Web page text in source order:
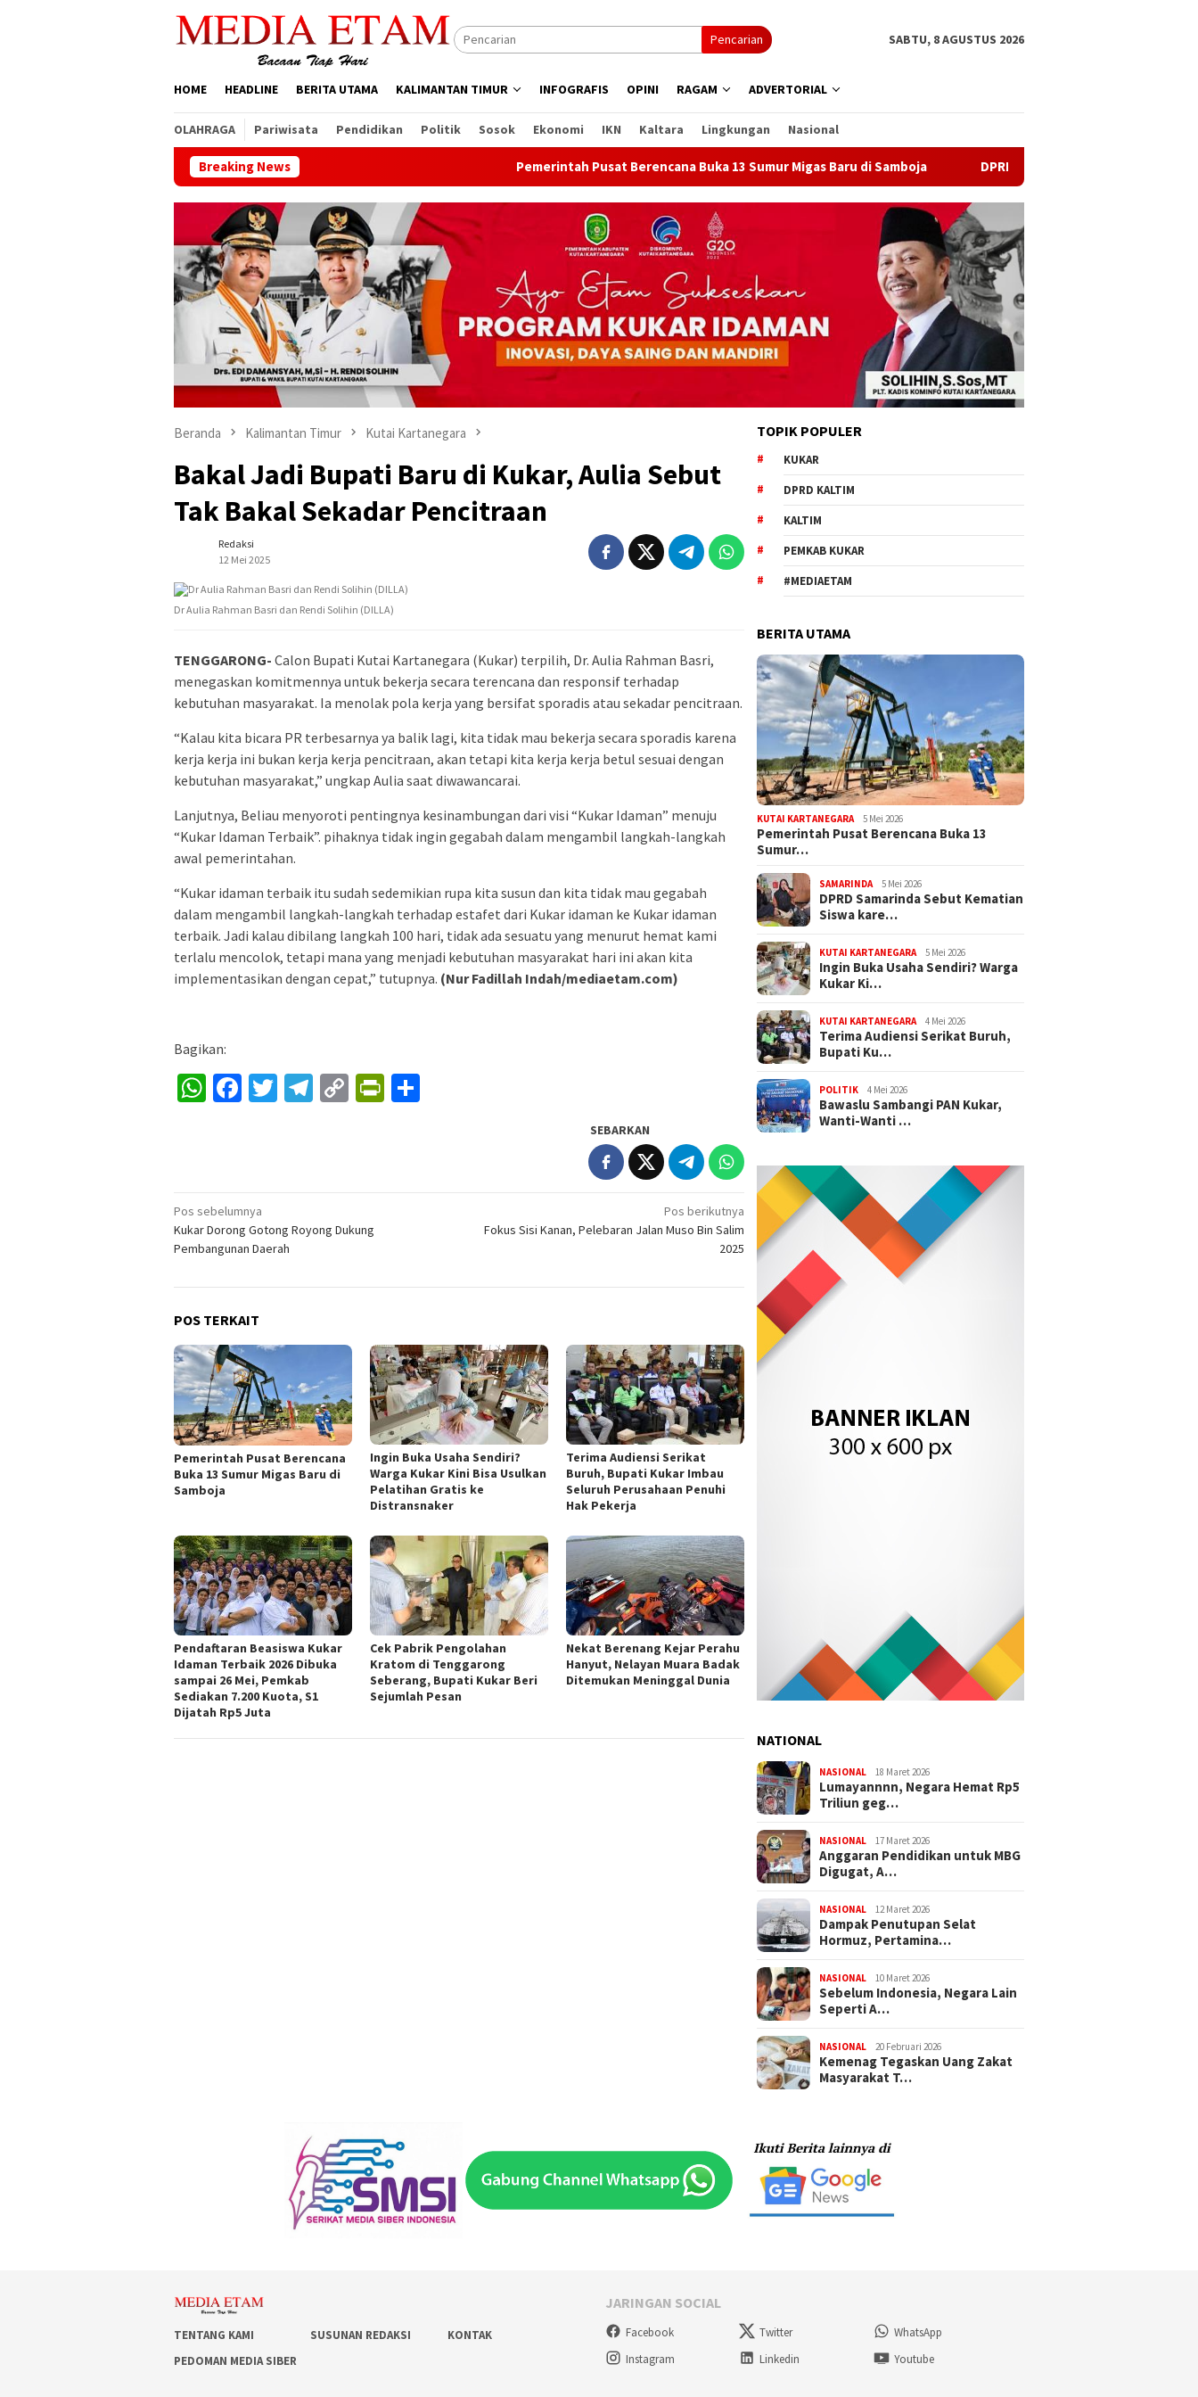
Pencarian SABTU, 8 AGUSTUS 2026
HOME HEADLINE BERITA UTAMA KALIMANTAN TIMUR INFOGRAFIS OPINI RAGAM ADVERTORIAL
OLAHRAGA Pariwisata Pendidikan Politik Sosok Ekonomi IKN Kaltara Lingkungan Nasional
Breaking News Pemerintah Pusat Berencana Buka 13 Sumur Migas Baru di Samboja DPRD Samarinda Sebut Kematian Siswa karena
Beranda Kalimantan Timur Kutai Kartanegara
Bakal Jadi Bupati Baru di Kukar, Aulia Sebut
Tak Bakal Sekadar Pencitraan
Redaksi
12 Mei 2025
Dr Aulia Rahman Basri dan Rendi Solihin (DILLA)
TENGGARONG- Calon Bupati Kutai Kartanegara (Kukar) terpilih, Dr. Aulia Rahman Basri,
menegaskan komitmennya untuk bekerja secara terencana dan responsif terhadap
kebutuhan masyarakat. Ia menolak pola kerja yang bersifat sporadis atau sekadar pencitraan.
“Kalau kita bicara PR terbesarnya ya balik lagi, kita tidak mau bekerja secara sporadis karena
kerja kerja ini bukan kerja kerja pencitraan, akan tetapi kita kerja kerja betul sesuai dengan
kebutuhan masyarakat,” ungkap Aulia saat diwawancarai.
Lanjutnya, Beliau menyoroti pentingnya kesinambungan dari visi “Kukar Idaman” menuju
“Kukar Idaman Terbaik”. pihaknya tidak ingin gegabah dalam mengambil langkah-langkah
awal pemerintahan.
“Kukar idaman terbaik itu sudah sedemikian rupa kita susun dan kita tidak mau gegabah
dalam mengambil langkah-langkah terhadap estafet dari Kukar idaman ke Kukar idaman
terbaik. Jadi kalau dibilang langkah 100 hari, tidak ada sesuatu yang menurut hemat kami
terlalu mencolok, tetapi mana yang menjadi kebutuhan masyarakat hari ini akan kita
implementasikan dengan cepat,” tutupnya. (Nur Fadillah Indah/mediaetam.com)
Bagikan:
WhatsApp
Facebook
Twitter
Telegram
CopyPrintFriendly
SEBARKAN
Navigasi
pos
Pos sebelumnya
Kukar Dorong Gotong Royong Dukung
Pembangunan Daerah
Pos berikutnya
Fokus Sisi Kanan, Pelebaran Jalan Muso Bin Salim
2025
POS TERKAIT
Pemerintah Pusat Berencana
Buka 13 Sumur Migas Baru di
Samboja
Ingin Buka Usaha Sendiri?
Warga Kukar Kini Bisa Usulkan
Pelatihan Gratis ke
Distransnaker
Terima Audiensi Serikat
Buruh, Bupati Kukar Imbau
Seluruh Perusahaan Penuhi
Hak Pekerja
Pendaftaran Beasiswa Kukar
Idaman Terbaik 2026 Dibuka
sampai 26 Mei, Pemkab
Sediakan 7.200 Kuota, S1
Dijatah Rp5 Juta
Cek Pabrik Pengolahan
Kratom di Tenggarong
Seberang, Bupati Kukar Beri
Sejumlah Pesan
Nekat Berenang Kejar Perahu
Hanyut, Nelayan Muara Badak
Ditemukan Meninggal Dunia
TOPIK POPULER
KUKAR
DPRD KALTIM
KALTIM
PEMKAB KUKAR
#MEDIAETAM
BERITA UTAMA
KUTAI KARTANEGARA 5 Mei 2026
Pemerintah Pusat Berencana Buka 13
Sumur…
SAMARINDA 5 Mei 2026
DPRD Samarinda Sebut Kematian
Siswa kare…
KUTAI KARTANEGARA 5 Mei 2026
Ingin Buka Usaha Sendiri? Warga
Kukar Ki…
KUTAI KARTANEGARA 4 Mei 2026
Terima Audiensi Serikat Buruh,
Bupati Ku…
POLITIK 4 Mei 2026
Bawaslu Sambangi PAN Kukar,
Wanti-Wanti …
NATIONAL
NASIONAL 18 Maret 2026
Lumayannnn, Negara Hemat Rp5
Triliun geg…
NASIONAL 17 Maret 2026
Anggaran Pendidikan untuk MBG
Digugat, A…
NASIONAL 12 Maret 2026
Dampak Penutupan Selat
Hormuz, Pertamina…
NASIONAL 10 Maret 2026
Sebelum Indonesia, Negara Lain
Seperti A…
NASIONAL 20 Februari 2026
Kemenag Tegaskan Uang Zakat
Masyarakat T…
TENTANG KAMI SUSUNAN REDAKSI
KONTAK
PEDOMAN MEDIA SIBER
JARINGAN SOCIAL
Facebook Twitter
WhatsApp
Instagram
Linkedin Youtube